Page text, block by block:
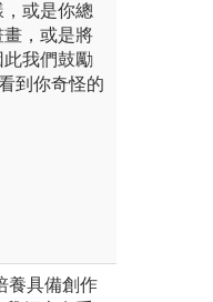
或是你總
，或是將
我們鼓勵
到你奇怪的
養具備創作